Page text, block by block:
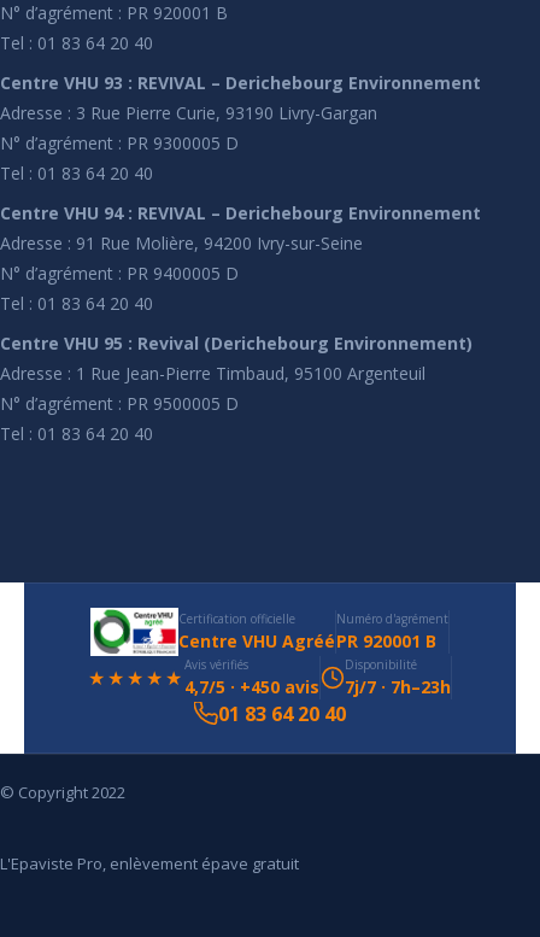
N° d’agrément : PR 920001 B
Tel : 01 83 64 20 40
Centre VHU 93 : REVIVAL – Derichebourg Environnement
Adresse : 3 Rue Pierre Curie, 93190 Livry-Gargan
N° d’agrément : PR 9300005 D
Tel : 01 83 64 20 40
Centre VHU 94 : REVIVAL – Derichebourg Environnement
Adresse : 91 Rue Molière, 94200 Ivry-sur-Seine
N° d’agrément : PR 9400005 D
Tel : 01 83 64 20 40
Centre VHU 95 : Revival (Derichebourg Environnement)
Adresse : 1 Rue Jean-Pierre Timbaud, 95100 Argenteuil
N° d’agrément : PR 9500005 D
Tel : 01 83 64 20 40
Certification officielle
Centre VHU Agréé
Numéro d'agrément
PR 920001 B
★★★★★ Avis vérifiés
4,7/5 · +450 avis
Disponibilité
7j/7 · 7h–23h
01 83 64 20 40
© Copyright 2022
L'Epaviste Pro, enlèvement épave gratuit